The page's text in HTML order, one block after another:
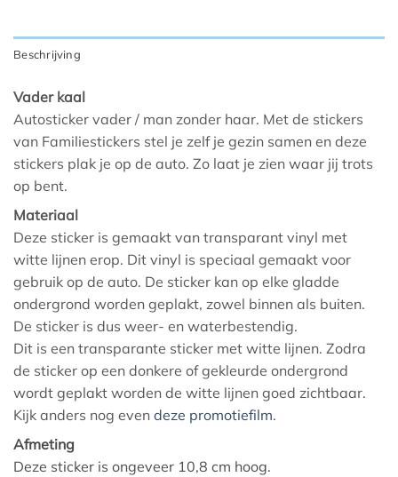
Beschrijving
Vader kaal
Autosticker vader / man zonder haar. Met de stickers
van Familiestickers stel je zelf je gezin samen en deze
stickers plak je op de auto. Zo laat je zien waar jij trots
op bent.
Materiaal
Deze sticker is gemaakt van transparant vinyl met
witte lijnen erop. Dit vinyl is speciaal gemaakt voor
gebruik op de auto. De sticker kan op elke gladde
ondergrond worden geplakt, zowel binnen als buiten.
De sticker is dus weer- en waterbestendig.
Dit is een transparante sticker met witte lijnen. Zodra
de sticker op een donkere of gekleurde ondergrond
wordt geplakt worden de witte lijnen goed zichtbaar.
Kijk anders nog even deze promotiefilm.
Afmeting
Deze sticker is ongeveer 10,8 cm hoog.